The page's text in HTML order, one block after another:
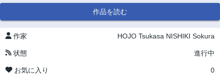
作品を読む
作家 HOJO Tsukasa NISHIKI Sokura
状態 進行中
お気に入り 0